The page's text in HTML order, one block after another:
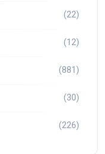
(22)
(12)
(881)
(30)
(226)